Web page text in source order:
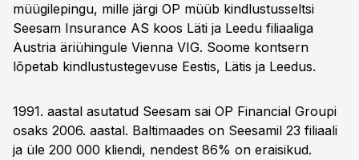
müügilepingu, mille järgi OP müüb kindlustusseltsi
Seesam Insurance AS koos Läti ja Leedu filiaaliga
Austria äriühingule Vienna VIG. Soome kontsern
lõpetab kindlustustegevuse Eestis, Lätis ja Leedus.
1991. aastal asutatud Seesam sai OP Financial Groupi
osaks 2006. aastal. Baltimaades on Seesamil 23 filiaali
ja üle 200 000 kliendi, nendest 86% on eraisikud.